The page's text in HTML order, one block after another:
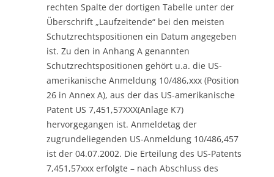
rechten Spalte der dortigen Tabelle unter der
Überschrift „Laufzeitende“ bei den meisten
Schutzrechtspositionen ein Datum angegeben
ist. Zu den in Anhang A genannten
Schutzrechtspositionen gehört u.a. die US-
amerikanische Anmeldung 10/486,xxx (Position
26 in Annex A), aus der das US-amerikanische
Patent US 7,451,57XXX(Anlage K7)
hervorgegangen ist. Anmeldetag der
zugrundeliegenden US-Anmeldung 10/486,457
ist der 04.07.2002. Die Erteilung des US-Patents
7,451,57xxx erfolgte – nach Abschluss des